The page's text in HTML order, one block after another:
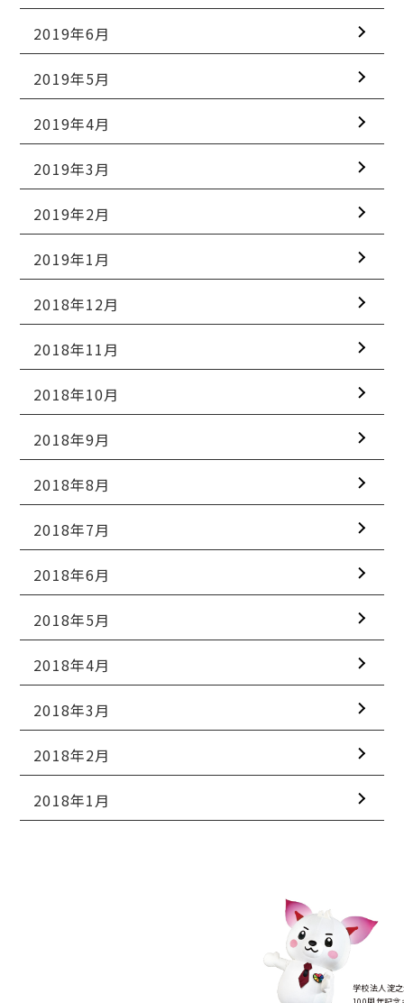
2019年6月
2019年5月
2019年4月
2019年3月
2019年2月
2019年1月
2018年12月
2018年11月
2018年10月
2018年9月
2018年8月
2018年7月
2018年6月
2018年5月
2018年4月
2018年3月
2018年2月
2018年1月
学校法人淀